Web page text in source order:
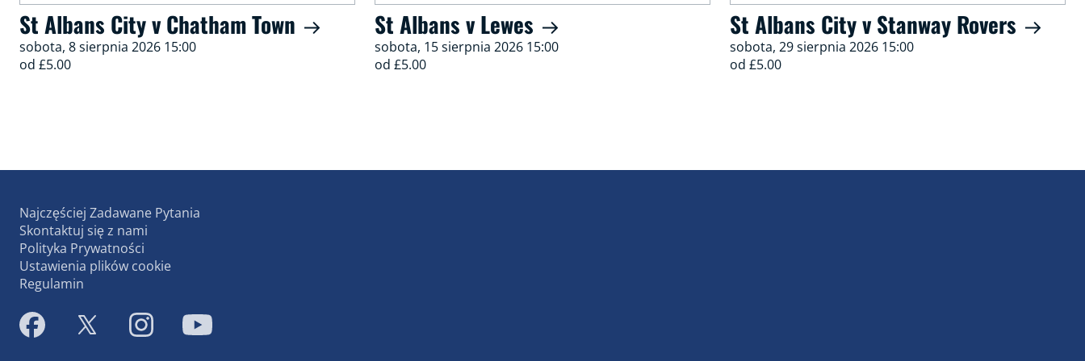
St Albans City v Chatham Town
sobota, 8 sierpnia 2026 15:00
od £5.00
St Albans v Lewes
sobota, 15 sierpnia 2026 15:00
od £5.00
St Albans City v Stanway Rovers
sobota, 29 sierpnia 2026 15:00
od £5.00
Najczęściej Zadawane Pytania
Skontaktuj się z nami
Polityka Prywatności
Ustawienia plików cookie
Regulamin